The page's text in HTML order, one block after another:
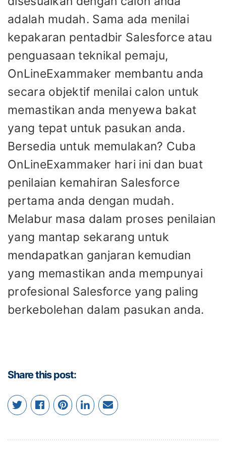
adalah mudah. Sama ada menilai
kepakaran pentadbir Salesforce atau
penguasaan teknikal pemaju,
OnLineExammaker membantu anda
secara objektif menilai calon untuk
memastikan anda menyewa bakat
yang tepat untuk pasukan anda.
Bersedia untuk memulakan? Cuba
OnLineExammaker hari ini dan buat
penilaian kemahiran Salesforce
pertama anda dengan mudah.
Melabur masa dalam proses penilaian
yang mantap sekarang untuk
mendapatkan ganjaran kemudian
yang memastikan anda mempunyai
profesional Salesforce yang paling
berkebolehan dalam pasukan anda.
Share this post: